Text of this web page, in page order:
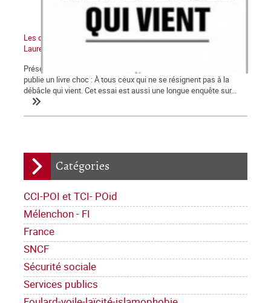
Catégories
CCI-POI et TCI- POid
Mélenchon - FI
France
SNCF
Sécurité sociale
Services publics
Les diplômes usurpés de Jean-Christophe Cambadélis, par
Laurent Mauduit
Présentation du journal Mediapart Notre confrère Laurent Mauduit
publie un livre choc : À tous ceux qui ne se résignent pas à la
débâcle qui vient. Cet essai est aussi une longue enquête sur...